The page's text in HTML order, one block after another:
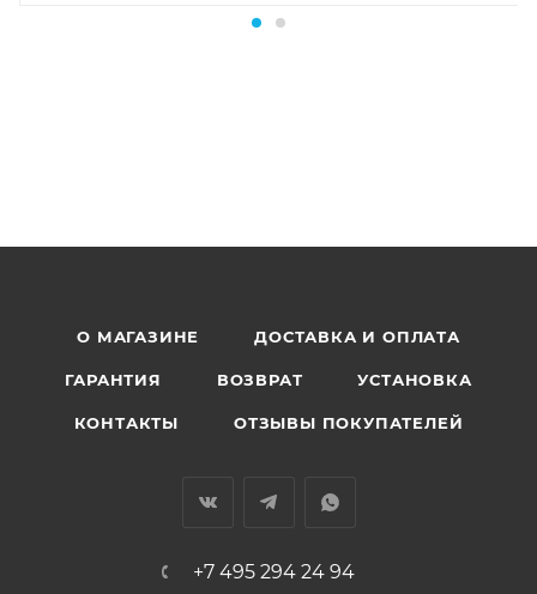
О МАГАЗИНЕ ДОСТАВКА И ОПЛАТА
ГАРАНТИЯ ВОЗВРАТ УСТАНОВКА
КОНТАКТЫ ОТЗЫВЫ ПОКУПАТЕЛЕЙ
+7 495 294 24 94